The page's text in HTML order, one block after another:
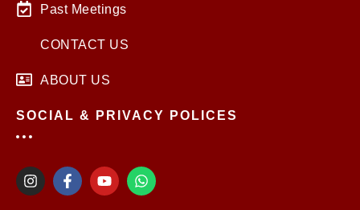
Past Meetings
CONTACT US
ABOUT US
SOCIAL & PRIVACY POLICES
I
n
F
a
Y
o
W
h